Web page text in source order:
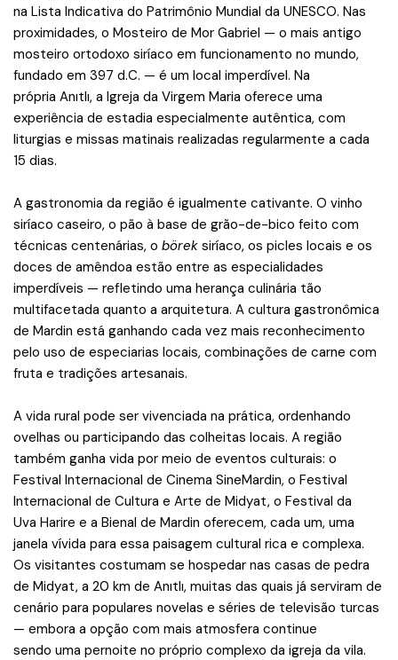
na Lista Indicativa do Patrimônio Mundial da UNESCO. Nas
proximidades, o Mosteiro de Mor Gabriel — o mais antigo
mosteiro ortodoxo siríaco em funcionamento no mundo,
fundado em 397 d.C. — é um local imperdível. Na
própria Anıtlı, a Igreja da Virgem Maria oferece uma
experiência de estadia especialmente autêntica, com
liturgias e missas matinais realizadas regularmente a cada
15 dias.
A gastronomia da região é igualmente cativante. O vinho
siríaco caseiro, o pão à base de grão-de-bico feito com
técnicas centenárias, o börek siríaco, os picles locais e os
doces de amêndoa estão entre as especialidades
imperdíveis — refletindo uma herança culinária tão
multifacetada quanto a arquitetura. A cultura gastronômica
de Mardin está ganhando cada vez mais reconhecimento
pelo uso de especiarias locais, combinações de carne com
fruta e tradições artesanais.
A vida rural pode ser vivenciada na prática, ordenhando
ovelhas ou participando das colheitas locais. A região
também ganha vida por meio de eventos culturais: o
Festival Internacional de Cinema SineMardin, o Festival
Internacional de Cultura e Arte de Midyat, o Festival da
Uva Harire e a Bienal de Mardin oferecem, cada um, uma
janela vívida para essa paisagem cultural rica e complexa.
Os visitantes costumam se hospedar nas casas de pedra
de Midyat, a 20 km de Anıtlı, muitas das quais já serviram de
cenário para populares novelas e séries de televisão turcas
— embora a opção com mais atmosfera continue
sendo uma pernoite no próprio complexo da igreja da vila.